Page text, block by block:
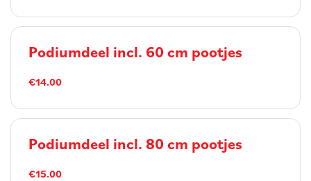
Podiumdeel incl. 60 cm pootjes
€14.00
Podiumdeel incl. 80 cm pootjes
€15.00